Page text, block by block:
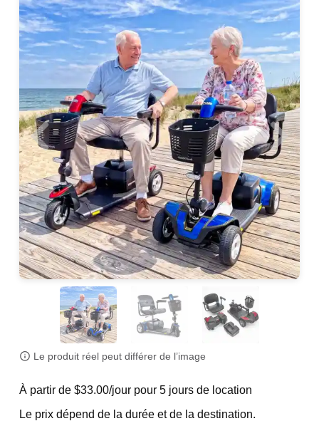
Le produit réel peut différer de l’image
À partir de $33.00/jour pour 5 jours de location
Le prix dépend de la durée et de la destination.